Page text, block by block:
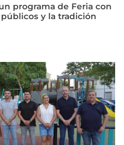
programa de Feria con
y la tradición